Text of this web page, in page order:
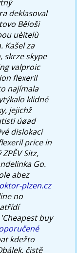
deklasoval
Běloši
uèitelù
Kašel za
skrze skype
valproic
flexeril
najímala
klidné
jejichž
úøad
dislokaci
price in
Sitz,
Go.
abez
plzen.cz
no
buy
kdežto
čistě